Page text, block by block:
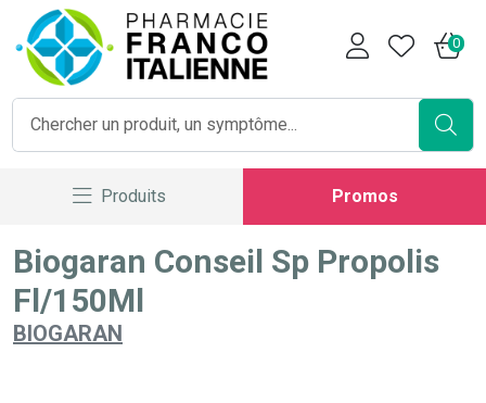
0
Produits Promos
Biogaran Conseil Sp Propolis
Fl/150Ml
BIOGARAN